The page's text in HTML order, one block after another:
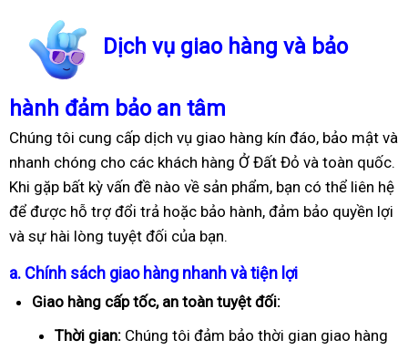
Dịch vụ giao hàng và bảo
hành đảm bảo an tâm
Chúng tôi cung cấp dịch vụ giao hàng kín đáo, bảo mật và
nhanh chóng cho các khách hàng Ở Đất Đỏ và toàn quốc.
Khi gặp bất kỳ vấn đề nào về sản phẩm, bạn có thể liên hệ
để được hỗ trợ đổi trả hoặc bảo hành, đảm bảo quyền lợi
và sự hài lòng tuyệt đối của bạn.
a. Chính sách giao hàng nhanh và tiện lợi
Giao hàng cấp tốc, an toàn tuyệt đối:
Thời gian: Chúng tôi đảm bảo thời gian giao hàng